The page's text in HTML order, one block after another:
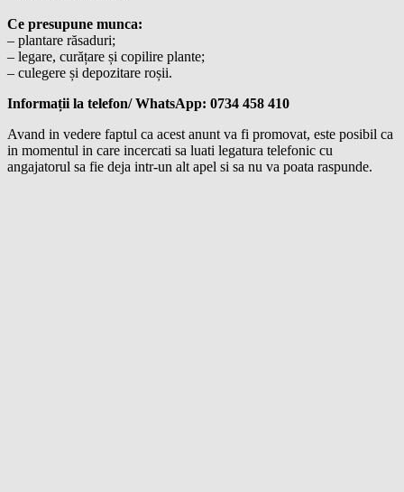
Ce presupune munca:
– plantare răsaduri;
– legare, curățare și copilire plante;
– culegere și depozitare roșii.
Informații la telefon/ WhatsApp: 0734 458 410
Avand in vedere faptul ca acest anunt va fi promovat, este posibil ca
in momentul in care incercati sa luati legatura telefonic cu
angajatorul sa fie deja intr-un alt apel si sa nu va poata raspunde.